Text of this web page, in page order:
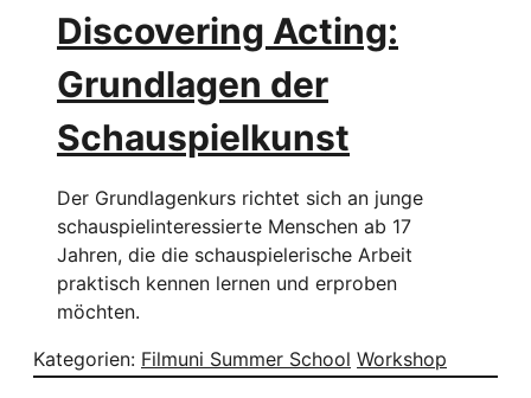
Discovering Acting:
Grundlagen der
Schauspielkunst
Der Grundlagenkurs richtet sich an junge
schauspielinteressierte Menschen ab 17
Jahren, die die schauspielerische Arbeit
praktisch kennen lernen und erproben
möchten.
Kategorien: Filmuni Summer School Workshop